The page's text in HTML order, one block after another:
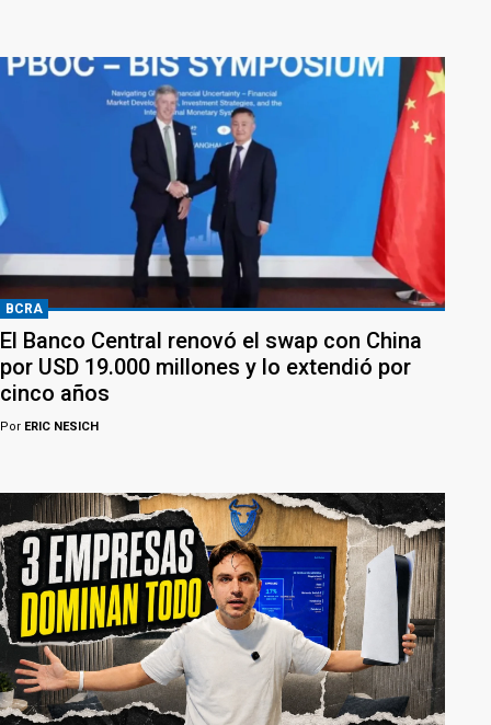
BCRA
El Banco Central renovó el swap con China
por USD 19.000 millones y lo extendió por
cinco años
Por ERIC NESICH